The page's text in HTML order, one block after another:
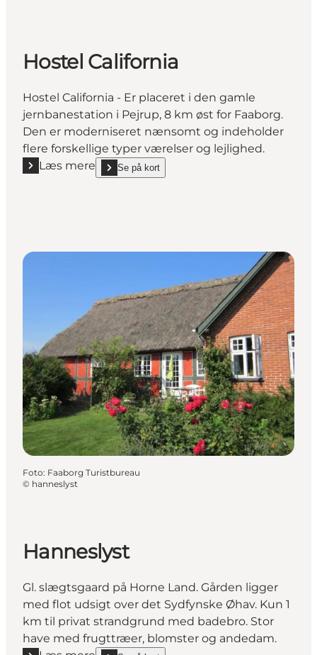
Hostel California
Hostel California - Er placeret i den gamle
jernbanestation i Pejrup, 8 km øst for Faaborg.
Den er moderniseret nænsomt og indeholder
flere forskellige typer værelser og lejlighed.
Læs mere
Læs mere "Hostel California"
Se på kort
show Hostel California on_map
Foto: Faaborg Turistbureau
© hanneslyst
Hanneslyst
Gl. slægtsgaard på Horne Land. Gården ligger
med flot udsigt over det Sydfynske Øhav. Kun 1
km til privat strandgrund med badebro. Stor
have med frugttræer, blomster og andedam.